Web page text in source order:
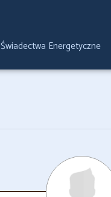
Świadectwa Energetyczne